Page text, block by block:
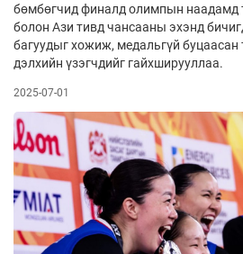
бөмбөгчид финалд олимпын наадамд
болон Ази тивд чансааны эхэнд
багуудыг хожиж, медальгүй буцаасан
дэлхийн үзэгчдийг гайхширууллаа.
2025-07-01